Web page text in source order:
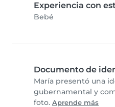
Experiencia con
Bebé
Documento de
María presentó una
gubernamental y
foto. Aprende más